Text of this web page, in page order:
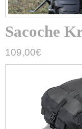
Sacoche
109,00€